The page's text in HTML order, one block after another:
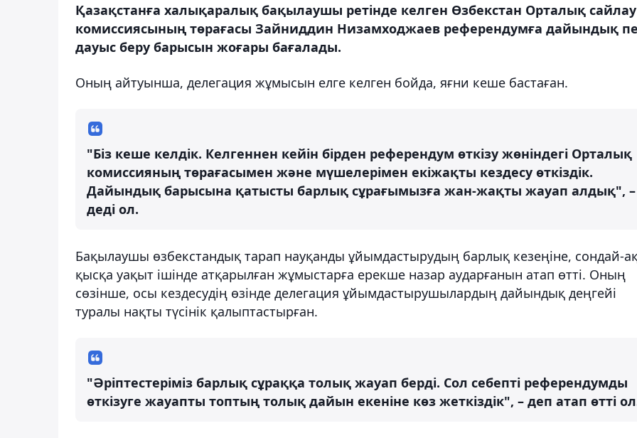
Қазақстанға халықаралық бақылаушы ретінде келген Өзбекстан Орталық сайлау
комиссиясының төрағасы Зайниддин Низамходжаев референдумға дайындық
дауыс беру барысын жоғары бағалады.
Оның айтуынша, делегация жұмысын елге келген бойда, яғни кеше бастаған.
"Біз кеше келдік. Келгеннен кейін бірден референдум өткізу жөніндегі Орталық
комиссияның төрағасымен және мүшелерімен екіжақты кездесу өткіздік.
Дайындық барысына қатысты барлық сұрағымызға жан-жақты жауап алдық", –
деді ол.
Бақылаушы өзбекстандық тарап науқанды ұйымдастырудың барлық кезеңіне, сондай-
қысқа уақыт ішінде атқарылған жұмыстарға ерекше назар аударғанын атап өтті. Оның
сөзінше, осы кездесудің өзінде делегация ұйымдастырушылардың дайындық деңгейі
туралы нақты түсінік қалыптастырған.
"Әріптестеріміз барлық сұраққа толық жауап берді. Сол себепті референдумды
өткізуге жауапты топтың толық дайын екеніне көз жеткіздік", – деп атап өтті